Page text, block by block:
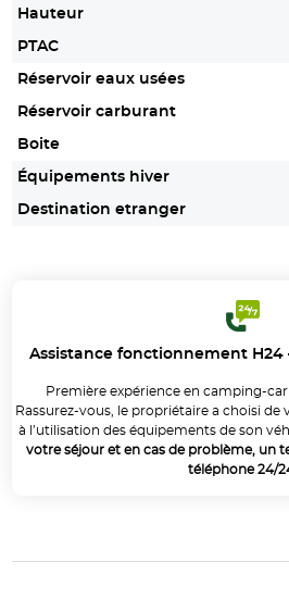
Hauteur
PTAC
Réservoir eaux usées
Réservoir carburant
Boite
Équipements hiver
Destination etranger
Assistance fonctionnement H24 –
Première expérience en camping-
Rassurez-vous, le propriétaire a choisi de
à l’utilisation des équipements de son
votre séjour et en cas de problème, un
téléphone 24/